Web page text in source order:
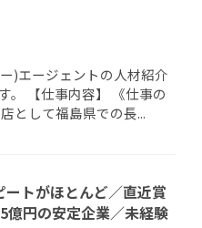
)エージェントの人材紹介
。 【仕事内容】 《仕事の
として福島県での長...
ートがほとんど／直近賞
億円の安定企業／未経験